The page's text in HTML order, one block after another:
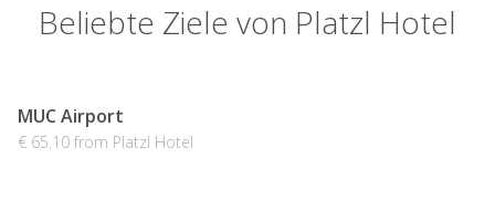
Beliebte Ziele von Platzl Hotel
MUC Airport
€ 65.10 from Platzl Hotel